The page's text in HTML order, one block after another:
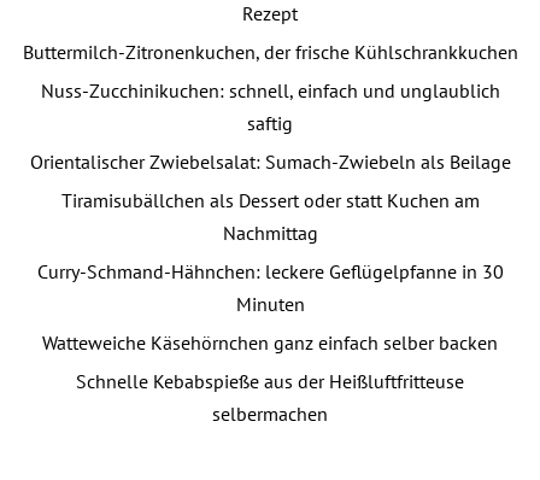
Rezept
Buttermilch-Zitronenkuchen, der frische Kühlschrankkuchen
Nuss-Zucchinikuchen: schnell, einfach und unglaublich
saftig
Orientalischer Zwiebelsalat: Sumach-Zwiebeln als Beilage
Tiramisubällchen als Dessert oder statt Kuchen am
Nachmittag
Curry-Schmand-Hähnchen: leckere Geflügelpfanne in 30
Minuten
Watteweiche Käsehörnchen ganz einfach selber backen
Schnelle Kebabspieße aus der Heißluftfritteuse
selbermachen